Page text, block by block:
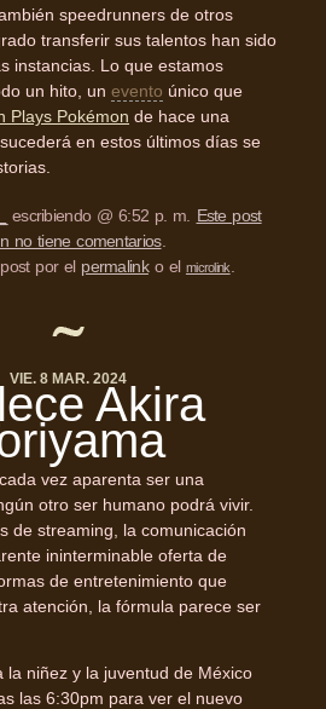
speedrunners de otros
transferir sus talentos han sido
instancias. Lo que estamos
un hito, un evento único que
Plays Pokémon de hace una
en estos últimos días se
escribiendo @ 6:52 p. m. Este post
no tiene comentarios.
por el permalinko el microlink
VIE. 8 MAR. 2024Akira
cada vez aparenta ser una
otro ser humano podrá vivir.
de streaming, la comunicación
ininterminable oferta de
de entretenimiento que
atención, la fórmula parece ser
la niñez y la juventud de México
las 6:30pm para ver el nuevo